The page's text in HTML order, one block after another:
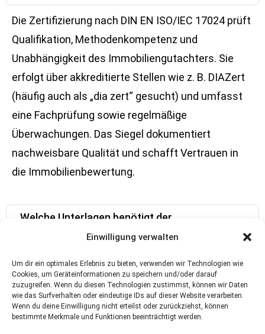
Einwilligung verwalten
Um dir ein optimales Erlebnis zu bieten, verwenden wir Technologien wie
Cookies, um Geräteinformationen zu speichern und/oder darauf
zuzugreifen. Wenn du diesen Technologien zustimmst, können wir Daten
wie das Surfverhalten oder eindeutige IDs auf dieser Website verarbeiten.
Wenn du deine Einwilligung nicht erteilst oder zurückziehst, können
bestimmte Merkmale und Funktionen beeinträchtigt werden.
Die Zertifizierung nach DIN EN ISO/IEC 17024 prüft
Qualifikation, Methodenkompetenz und
Unabhängigkeit des Immobiliengutachters. Sie
erfolgt über akkreditierte Stellen wie z. B. DIAZert
(häufig auch als „dia zert“ gesucht) und umfasst
eine Fachprüfung sowie regelmäßige
Überwachungen. Das Siegel dokumentiert
nachweisbare Qualität und schafft Vertrauen in
die Immobilienbewertung.
Welche Unterlagen benötigt der
Was kostet ein Verkehrswertgutachten in
Hamburg?
Wann reicht ein Kurzgutachten für eine
Immobilie in Hamburg aus?